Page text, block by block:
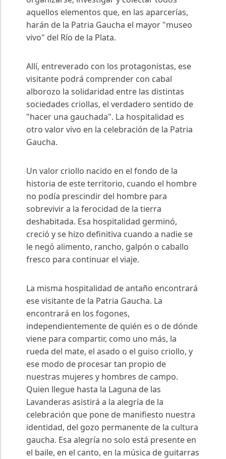
aquellos elementos que, en las aparcerías,
harán de la Patria Gaucha el mayor "museo
vivo" del Río de la Plata.
Allí, entreverado con los protagonistas, ese
visitante podrá comprender con cabal
alborozo la solidaridad entre las distintas
sociedades criollas, el verdadero sentido de
"hacer una gauchada". La hospitalidad es
otro valor vivo en la celebración de la Patria
Gaucha.
Un valor criollo nacido en el fondo de la
historia de este territorio, cuando el hombre
no podía prescindir del hombre para
sobrevivir a la ferocidad de la tierra
deshabitada. Esa hospitalidad germinó,
creció y se hizo definitiva cuando a nadie se
le negó alimento, rancho, galpón o caballo
fresco para continuar el viaje.
La misma hospitalidad de antaño encontrará
ese visitante de la Patria Gaucha. La
encontrará en los fogones,
independientemente de quién es o de dónde
viene para compartir, como uno más, la
rueda del mate, el asado o el guiso criollo, y
ese modo de procesar tan propio de
nuestras mujeres y hombres de campo.
Quien llegue hasta la Laguna de las
Lavanderas asistirá a la alegría de la
celebración que pone de manifiesto nuestra
identidad, del gozo permanente de la cultura
gaucha. Esa alegría no solo está presente en
el baile, en el canto, en la música de guitarras